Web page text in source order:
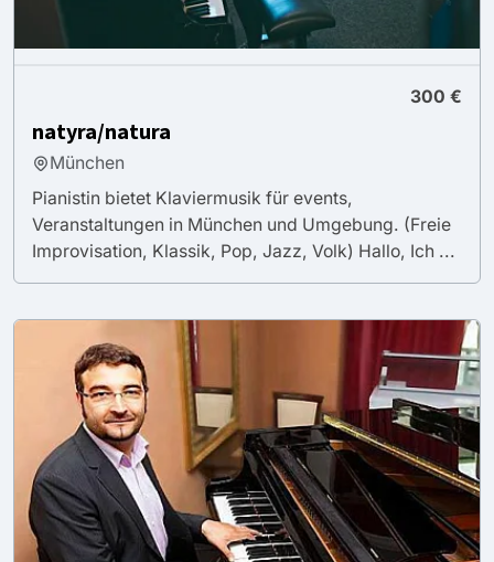
300 €
natyra/natura
München
Pianistin bietet Klaviermusik für events,
Veranstaltungen in München und Umgebung. (Freie
Improvisation, Klassik, Pop, Jazz, Volk) Hallo, Ich ...